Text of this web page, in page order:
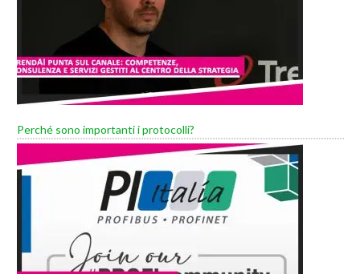
Perché sono importanti i protocolli?